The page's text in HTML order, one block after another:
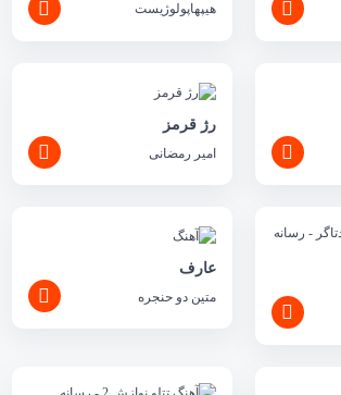
هیپهاپولوژیست
رژ قرمز
امیر رمضانی
عارف
متین دو حنجره